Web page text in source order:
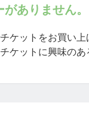
ありません。
ケットをお買い
ケットに興味の